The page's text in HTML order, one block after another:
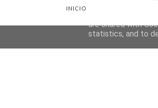
INICIO
This site uses
are shared with
statistics, and to